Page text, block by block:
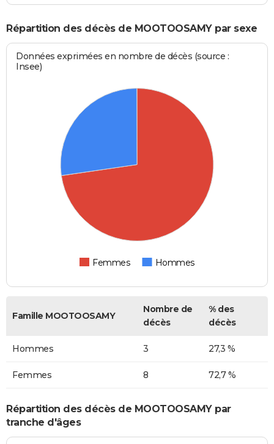
Répartition des décès de MOOTOOSAMY par sexe
Données exprimées en nombre de décès (source :
Insee)
Femmes Hommes
Famille MOOTOOSAMY
Nombre de
décès
% des
décès
Hommes 3 27,3 %
Femmes 8 72,7 %
Répartition des décès de MOOTOOSAMY par
tranche d'âges